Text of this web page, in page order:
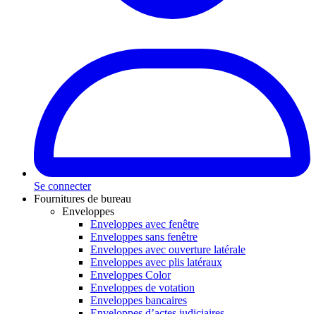
Se connecter
Fournitures de bureau
Enveloppes
Enveloppes avec fenêtre
Enveloppes sans fenêtre
Enveloppes avec ouverture latérale
Enveloppes avec plis latéraux
Enveloppes Color
Enveloppes de votation
Enveloppes bancaires